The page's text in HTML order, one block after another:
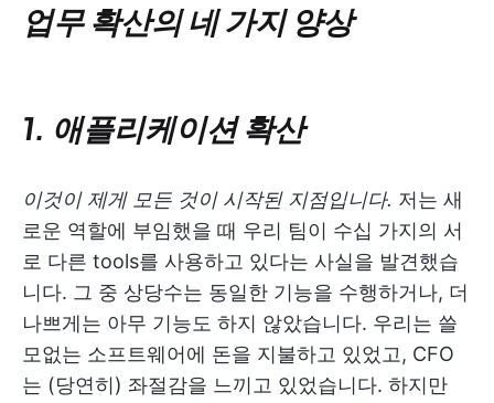
업무 확산의 네 가지 양상
1. 애플리케이션 확산
이것이 제게 모든 것이 시작된 지점입니다. 저는 새
로운 역할에 부임했을 때 우리 팀이 수십 가지의 서
로 다른 tools를 사용하고 있다는 사실을 발견했습
니다. 그 중 상당수는 동일한 기능을 수행하거나, 더
나쁘게는 아무 기능도 하지 않았습니다. 우리는 쓸
모없는 소프트웨어에 돈을 지불하고 있었고, CFO
는 (당연히) 좌절감을 느끼고 있었습니다. 하지만